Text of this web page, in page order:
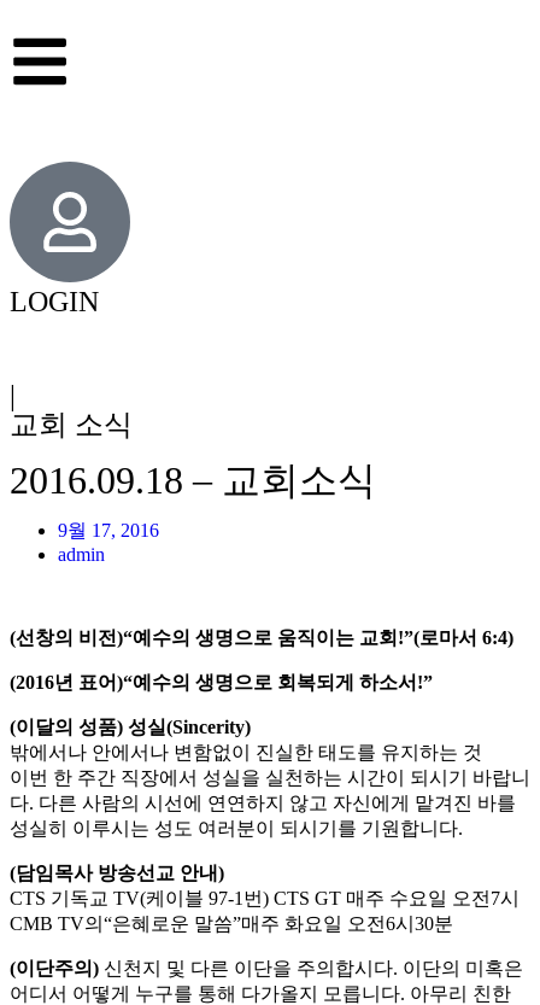
LOGIN
|
교회 소식
2016.09.18 – 교회소식
9월 17, 2016
admin
(선창의 비전)“예수의 생명으로 움직이는 교회!”(로마서 6:4)
(2016년 표어)“예수의 생명으로 회복되게 하소서!”
(이달의 성품) 성실(Sincerity)
밖에서나 안에서나 변함없이 진실한 태도를 유지하는 것
이번 한 주간 직장에서 성실을 실천하는 시간이 되시기 바랍니
다. 다른 사람의 시선에 연연하지 않고 자신에게 맡겨진 바를
성실히 이루시는 성도 여러분이 되시기를 기원합니다.
(담임목사 방송선교 안내)
CTS 기독교 TV(케이블 97-1번) CTS GT 매주 수요일 오전7시
CMB TV의“은혜로운 말씀”매주 화요일 오전6시30분
(이단주의) 신천지 및 다른 이단을 주의합시다. 이단의 미혹은
어디서 어떻게 누구를 통해 다가올지 모릅니다. 아무리 친한